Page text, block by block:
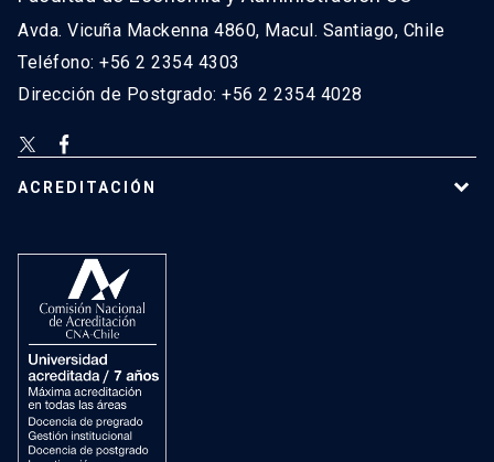
Avda. Vicuña Mackenna 4860, Macul. Santiago, Chile
Teléfono: +56 2 2354 4303
Dirección de Postgrado: +56 2 2354 4028
ACREDITACIÓN